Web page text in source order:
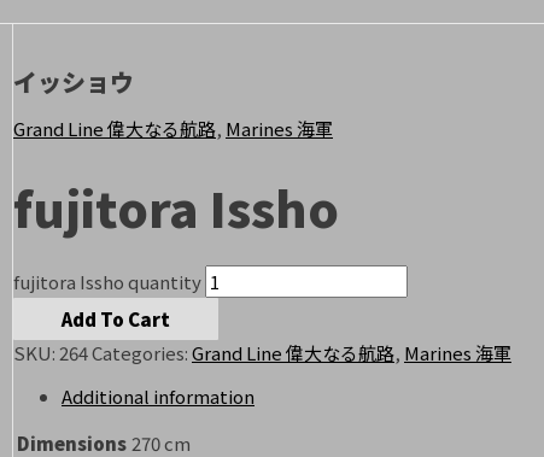
イッショウ
Grand Line 偉大なる航路, Marines 海軍
fujitora Issho
fujitora Issho quantity
Add To Cart
SKU: 264Categories:Grand Line 偉大なる航路, Marines 海軍
Additional information
Dimensions 270 cm